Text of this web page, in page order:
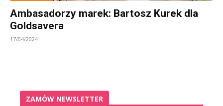
Ambasadorzy marek: Bartosz Kurek dla
Goldsavera
17/04/2024
ZAMÓW NEWSLETTER